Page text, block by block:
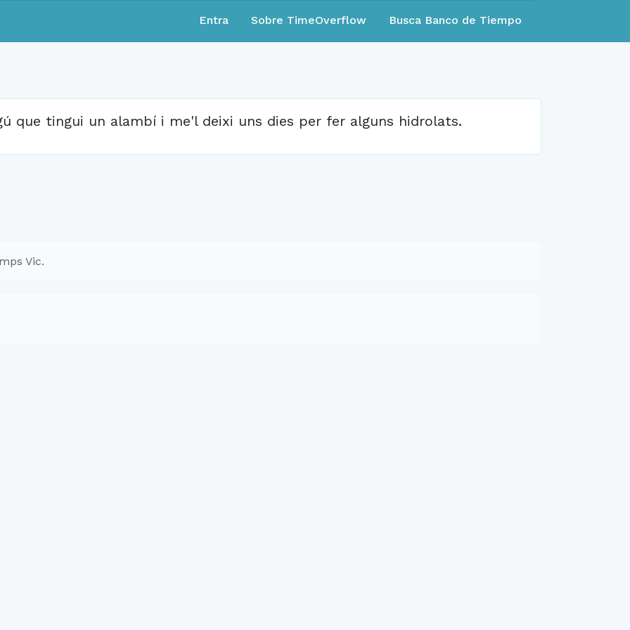
Entra Sobre TimeOverflow Busca Banco de Tiempo
que tingui un alambí i me'l deixi uns dies per fer alguns hidrolats.
Vic.